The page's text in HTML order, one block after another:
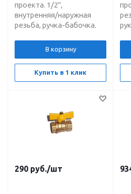
проекта. 1/2",
внутренняя/наружная
резьба, ручка-бабочка.
В корзину
Купить в 1 клик
290 руб./шт